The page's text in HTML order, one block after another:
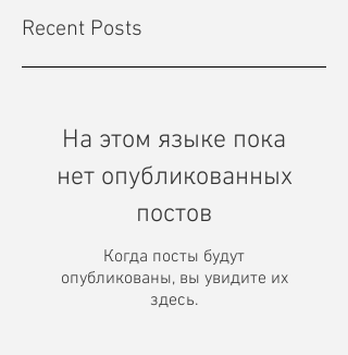
Recent Posts
На этом языке пока
нет опубликованных
постов
Когда посты будут
опубликованы, вы увидите их
здесь.